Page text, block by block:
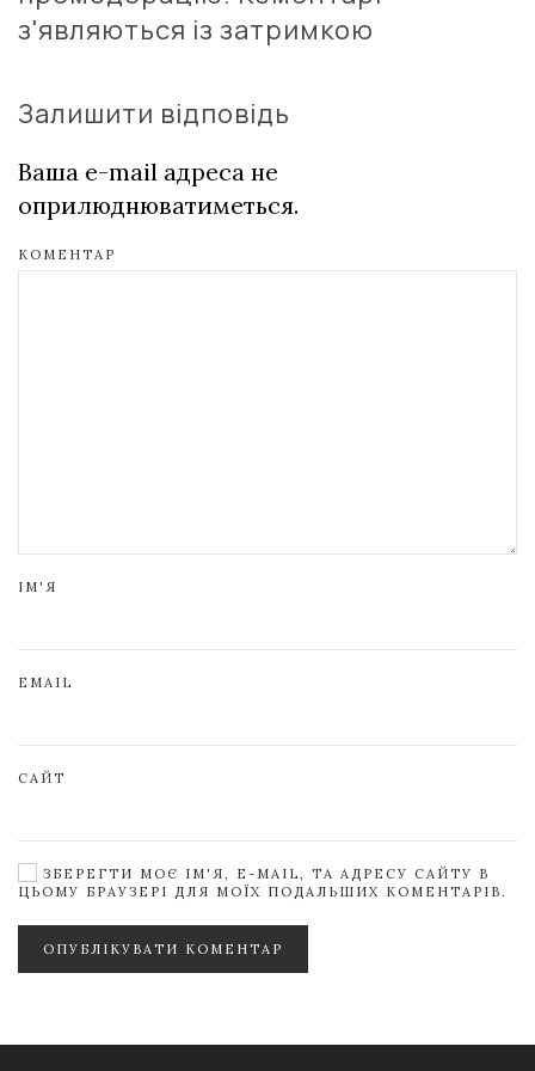
з'являються із затримкою
Залишити відповідь
Ваша e-mail адреса не
оприлюднюватиметься.
КОМЕНТАР
ІМ'Я
EMAIL
САЙТ
ЗБЕРЕГТИ МОЄ ІМ'Я, E-MAIL, ТА АДРЕСУ САЙТУ В
ЦЬОМУ БРАУЗЕРІ ДЛЯ МОЇХ ПОДАЛЬШИХ КОМЕНТАРІВ.
ОПУБЛІКУВАТИ КОМЕНТАР